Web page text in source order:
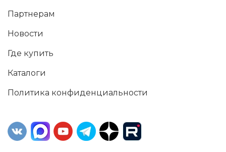
Партнерам
Новости
Где купить
Каталоги
Политика конфиденциальности